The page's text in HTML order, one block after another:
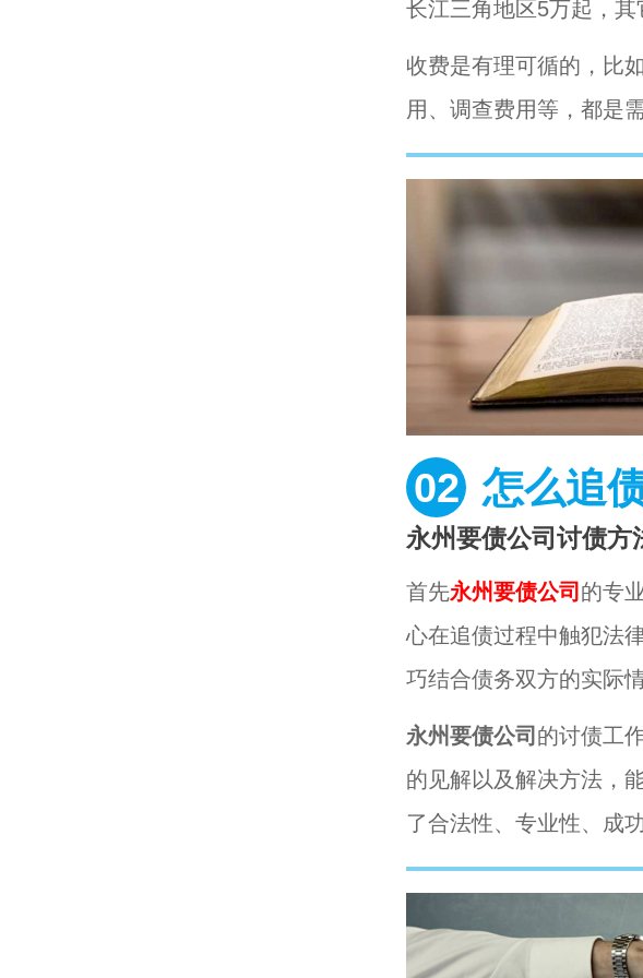
长江三角地区5万起，其
收费是有理可循的，比如
用、调查费用等，都是
02 怎么追
永州要债公司讨债方
首先永州要债公司 的专
心在追债过程中触犯法
巧结合债务双方的实际
永州要债公司 的讨债工
的见解以及解决方法，
了合法性、专业性、成功